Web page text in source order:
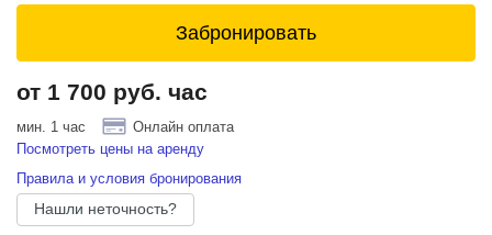
Забронировать
от 1 700 руб. час
мин. 1 час
Онлайн оплата
Посмотреть цены на аренду
Правила и условия бронирования
Нашли неточность?